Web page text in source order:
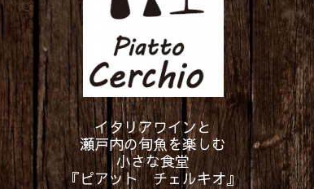
イタリアワインと
瀬戸内の旬魚を楽しむ
小さな食堂
『ピアット チェルキオ』